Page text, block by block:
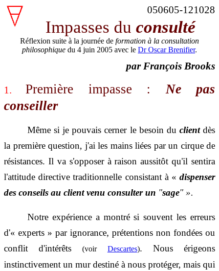
050605-121028
Impasses du consulté
Réflexion suite à la journée de formation à la consultation
philosophique du 4 juin 2005 avec le Dr Oscar Brenifier.
par François Brooks
1. Première impasse :Ne pas
conseiller
Même si je pouvais cerner le besoin du client dès
la première question, j'ai les mains liées par un cirque de
résistances. Il va s'opposer à raison aussitôt qu'il sentira
l'attitude directive traditionnelle consistant à « dispenser
des conseils au client venu consulter un "sage" ».
Notre expérience a montré si souvent les erreurs
d'« experts » par ignorance, prétentions non fondées ou
conflit d'intérêts(voir Descartes). Nous érigeons
instinctivement un mur destiné à nous protéger, mais qui